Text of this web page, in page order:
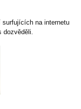
na internetu